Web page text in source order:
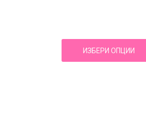
ИЗБЕРИ ОПЦИИ